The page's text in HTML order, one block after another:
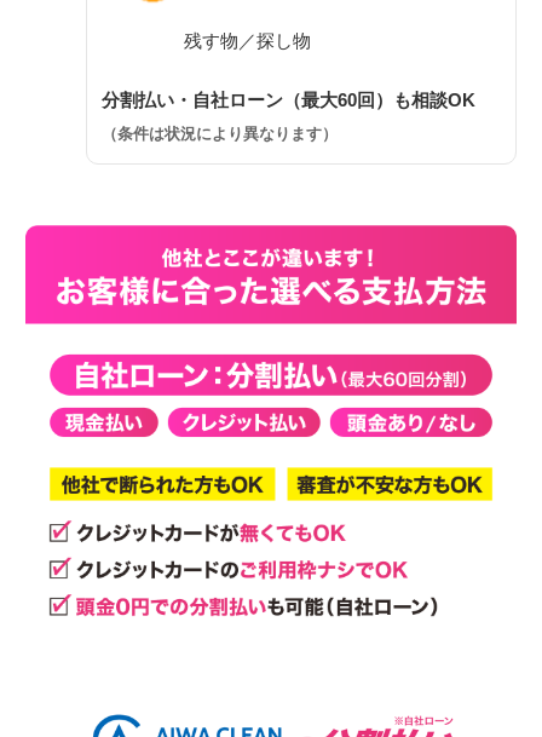
残す物／探し物
分割払い・自社ローン（最大60回）も相談OK
（条件は状況により異なります）